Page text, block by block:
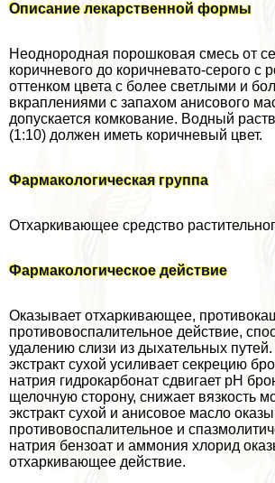
Описание лекарственной формы
Неоднородная порошковая смесь от
коричневого до коричневато-серого с
оттенком цвета с более светлыми и
вкраплениями с запахом анисового
допускается комкование. Водный
(1:10) должен иметь коричневый цвет.
Фармакологическая группа
Отхаркивающее средство
Фармакологическое действие
Оказывает отхаркивающее,
противовоспалительное действие,
удалению слизи из дыхательных
экстpaкт сухой усиливает секрецию
натрия гидрокарбонат сдвигает pH
щелочную сторону, снижает вязкость
экстpaкт сухой и анисовое масло
противовоспалительное и
натрия бензоат и аммония хлорид
отхаркивающее действие.